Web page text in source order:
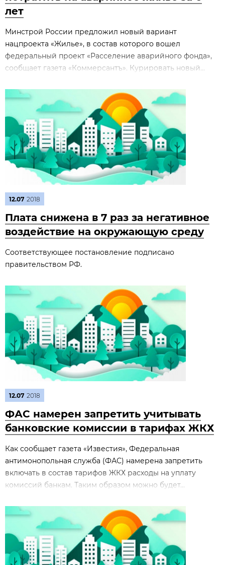
лет
Минстрой России предложил новый вариант
нацпроекта «Жилье», в состав которого вошел
федеральный проект «Расселение аварийного фонда»,
сообщает газета «Коммерсантъ». Курировать новый...
12.07 2018
Плата снижена в 7 раз за негативное
воздействие на окружающую среду
Соответствующее постановление подписано
правительством РФ.
12.07 2018
ФАС намерен запретить учитывать
банковские комиссии в тарифах ЖКХ
Как сообщает газета «Известия», Федеральная
антимонопольная служба (ФАС) намерена запретить
включать в состав тарифов ЖКХ расходы на уплату
комиссий банкам. Таким образом можно будет...